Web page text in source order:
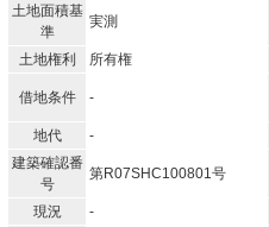
土地面積基
準
実測
土地権利
所有権
借地条件 -
地代 -
建築確認番
号
第R07SHC100801号
現況 -